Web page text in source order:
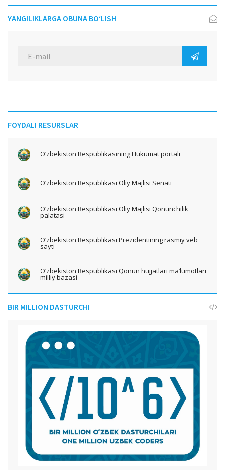
YANGILIKLARGA OBUNA BO‘LISH
FOYDALI RESURSLAR
O‘zbekiston Respublikasining Hukumat portali
O‘zbekiston Respublikasi Oliy Majlisi Senati
O‘zbekiston Respublikasi Oliy Majlisi Qonunchilik
palatasi
O‘zbekiston Respublikasi Prezidentining rasmiy veb
sayti
O‘zbekiston Respublikasi Qonun hujjatlari ma’lumotlari
milliy bazasi
BIR MILLION DASTURCHI